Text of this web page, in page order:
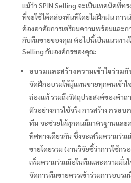
แม้ว่า SPIN Selling จะเป็นเทคนิคที่ท
ที่จะใช้ได้คล่องทันทีโดยไม่ฝึกฝน การน
ต้องอาศัยการเตรียมความพร้อมและ
กับทีมขายของคุณ ต่อไปนี้เป็นแนวทาง
Selling กับองค์กรของคุณ:
อบรมและสร้างความเข้าใจร่วม
จัดฝึกอบรมให้ผู้แทนขายทุกคนเข้าใ
ถ่องแท้ รวมถึงวัตถุประสงค์ของคำถ
ตัวอย่างการใช้จริง การสร้าง กรอบ
ทีม จะช่วยให้ทุกคนมีมาตรฐานและ
ทิศทางเดียวกัน ซึ่งจะเสริมความร่ว
ขายโดยรวม (งานวิจัยชี้ว่าการใช้กร
เพิ่มความร่วมมือในทีมและความมั่น
จัดการทีมขายควรเข้าร่วมการอบร